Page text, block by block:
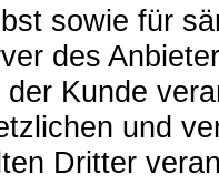
sowie für
des
Kunde
und
Dritter